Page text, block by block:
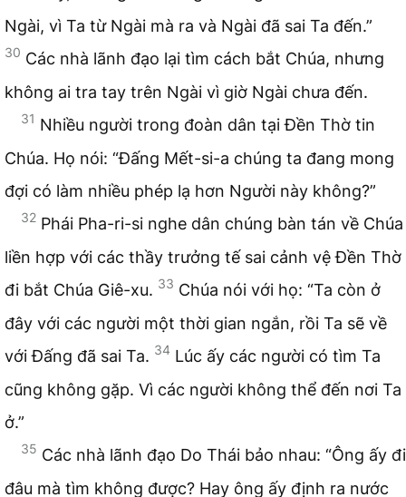
Ngài, vì Ta từ Ngài mà ra và Ngài đã sai Ta đến.”
30 Các nhà lãnh đạo lại tìm cách bắt Chúa, nhưng
không ai tra tay trên Ngài vì giờ Ngài chưa đến.
31 Nhiều người trong đoàn dân tại Đền Thờ tin
Chúa. Họ nói: “Đấng Mết-si-a chúng ta đang mong
đợi có làm nhiều phép lạ hơn Người này không?”
32 Phái Pha-ri-si nghe dân chúng bàn tán về Chúa
liền hợp với các thầy trưởng tế sai cảnh vệ Đền Thờ
đi bắt Chúa Giê-xu. 33 Chúa nói với họ: “Ta còn ở
đây với các người một thời gian ngắn, rồi Ta sẽ về
với Đấng đã sai Ta. 34 Lúc ấy các người có tìm Ta
cũng không gặp. Vì các người không thể đến nơi Ta
ở.”
35 Các nhà lãnh đạo Do Thái bảo nhau: “Ông ấy đi
đâu mà tìm không được? Hay ông ấy định ra nước